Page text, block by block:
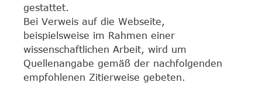
gestattet.
Bei Verweis auf die Webseite,
beispielsweise im Rahmen einer
wissenschaftlichen Arbeit, wird um
Quellenangabe gemäß der nachfolgenden
empfohlenen Zitierweise gebeten.